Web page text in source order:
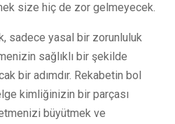
size hiç de zor gelmeyecek.
sadece yasal bir zorunluluk
sağlıklı bir şekilde
bir adımdır. Rekabetin bol
kimliğinizin bir parçası
büyütmek ve